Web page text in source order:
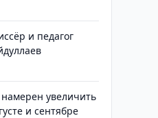
и педагог
намерен увеличить
и сентябре